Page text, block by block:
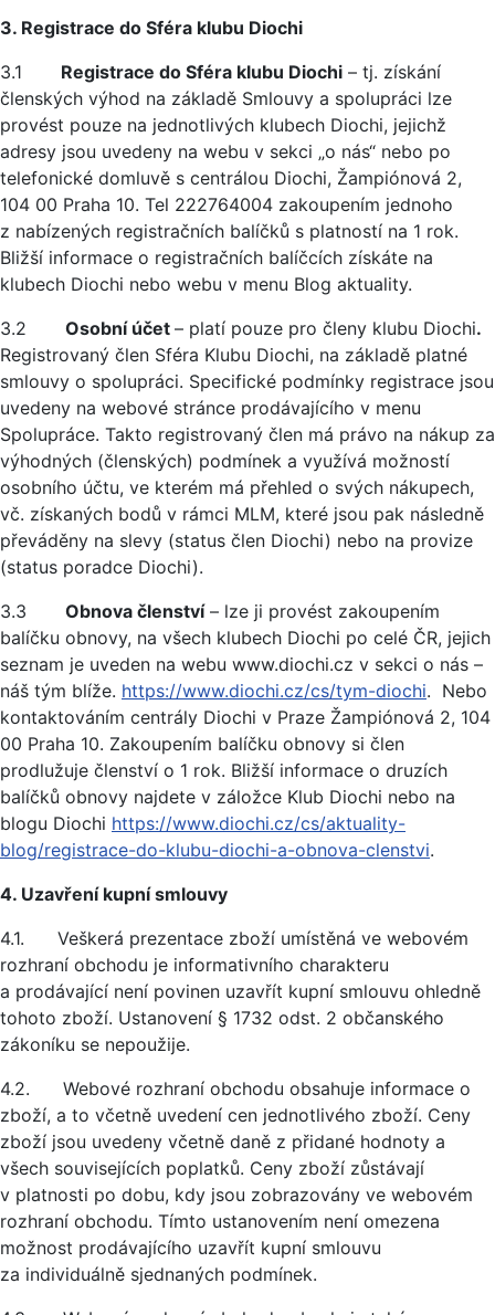
3. Registrace do Sféra klubu Diochi
3.1 Registrace do Sféra klubu Diochi – tj. získání
členských výhod na základě Smlouvy a spolupráci lze
provést pouze na jednotlivých klubech Diochi, jejichž
adresy jsou uvedeny na webu v sekci „o nás“ nebo po
telefonické domluvě s centrálou Diochi, Žampiónová 2,
104 00 Praha 10. Tel 222764004 zakoupením jednoho
z nabízených registračních balíčků s platností na 1 rok.
Bližší informace o registračních balíčcích získáte na
klubech Diochi nebo webu v menu Blog aktuality.
3.2 Osobní účet – platí pouze pro členy klubu Diochi.
Registrovaný člen Sféra Klubu Diochi, na základě platné
smlouvy o spolupráci. Specifické podmínky registrace jsou
uvedeny na webové stránce prodávajícího v menu
Spolupráce. Takto registrovaný člen má právo na nákup za
výhodných (členských) podmínek a využívá možností
osobního účtu, ve kterém má přehled o svých nákupech,
vč. získaných bodů v rámci MLM, které jsou pak následně
převáděny na slevy (status člen Diochi) nebo na provize
(status poradce Diochi).
3.3 Obnova členství– lze ji provést zakoupením
balíčku obnovy, na všech klubech Diochi po celé ČR, jejich
seznam je uveden na webu www.diochi.cz v sekci o nás –
náš tým blíže. https://www.diochi.cz/cs/tym-diochi. Nebo
kontaktováním centrály Diochi v Praze Žampiónová 2, 104
00 Praha 10. Zakoupením balíčku obnovy si člen
prodlužuje členství o 1 rok. Bližší informace o druzích
balíčků obnovy najdete v záložce Klub Diochi nebo na
blogu Diochi https://www.diochi.cz/cs/aktuality-
blog/registrace-do-klubu-diochi-a-obnova-clenstvi.
4. Uzavření kupní smlouvy
4.1. Veškerá prezentace zboží umístěná ve webovém
rozhraní obchodu je informativního charakteru
a prodávající není povinen uzavřít kupní smlouvu ohledně
tohoto zboží. Ustanovení § 1732 odst. 2 občanského
zákoníku se nepoužije.
4.2. Webové rozhraní obchodu obsahuje informace o
zboží, a to včetně uvedení cen jednotlivého zboží. Ceny
zboží jsou uvedeny včetně daně z přidané hodnoty a
všech souvisejících poplatků. Ceny zboží zůstávají
v platnosti po dobu, kdy jsou zobrazovány ve webovém
rozhraní obchodu. Tímto ustanovením není omezena
možnost prodávajícího uzavřít kupní smlouvu
za individuálně sjednaných podmínek.